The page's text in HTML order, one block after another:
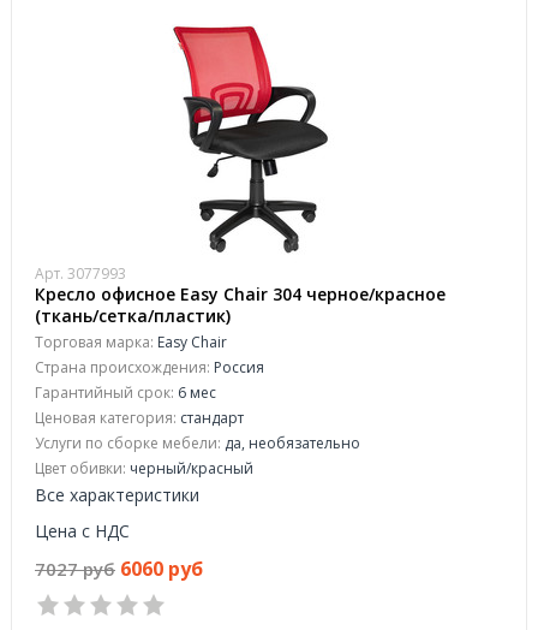
Арт. 3077993
Кресло офисное Easy Chair 304 черное/красное
(ткань/сетка/пластик)
Торговая марка: Easy Chair
Страна происхождения: Россия
Гарантийный срок: 6 мес
Ценовая категория: стандарт
Услуги по сборке мебели: да, необязательно
Цвет обивки: черный/красный
Все характеристики
Цена с НДС
7027 руб 6060 руб